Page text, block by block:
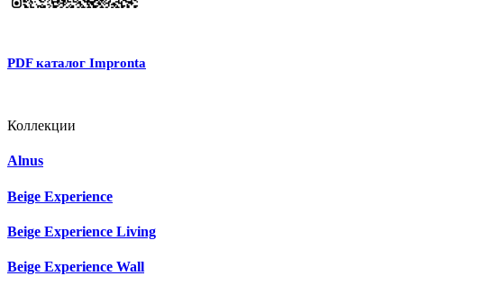
PDF каталог Impronta
Коллекции
Alnus
Beige Experience
Beige Experience Living
Beige Experience Wall